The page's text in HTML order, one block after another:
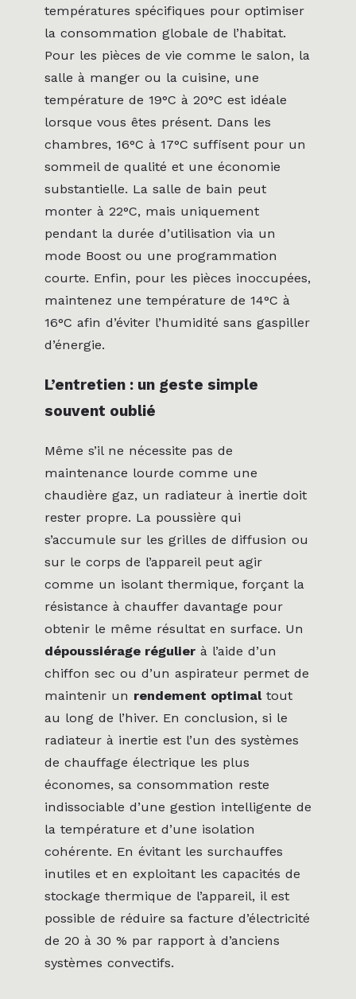
températures spécifiques pour optimiser
la consommation globale de l’habitat.
Pour les pièces de vie comme le salon, la
salle à manger ou la cuisine, une
température de 19°C à 20°C est idéale
lorsque vous êtes présent. Dans les
chambres, 16°C à 17°C suffisent pour un
sommeil de qualité et une économie
substantielle. La salle de bain peut
monter à 22°C, mais uniquement
pendant la durée d’utilisation via un
mode Boost ou une programmation
courte. Enfin, pour les pièces inoccupées,
maintenez une température de 14°C à
16°C afin d’éviter l’humidité sans gaspiller
d’énergie.
L’entretien : un geste simple
souvent oublié
Même s’il ne nécessite pas de
maintenance lourde comme une
chaudière gaz, un radiateur à inertie doit
rester propre. La poussière qui
s’accumule sur les grilles de diffusion ou
sur le corps de l’appareil peut agir
comme un isolant thermique, forçant la
résistance à chauffer davantage pour
obtenir le même résultat en surface. Un
dépoussiérage régulier à l’aide d’un
chiffon sec ou d’un aspirateur permet de
maintenir un rendement optimaltout
au long de l’hiver. En conclusion, si le
radiateur à inertie est l’un des systèmes
de chauffage électrique les plus
économes, sa consommation reste
indissociable d’une gestion intelligente de
la température et d’une isolation
cohérente. En évitant les surchauffes
inutiles et en exploitant les capacités de
stockage thermique de l’appareil, il est
possible de réduire sa facture d’électricité
de 20 à 30 % par rapport à d’anciens
systèmes convectifs.